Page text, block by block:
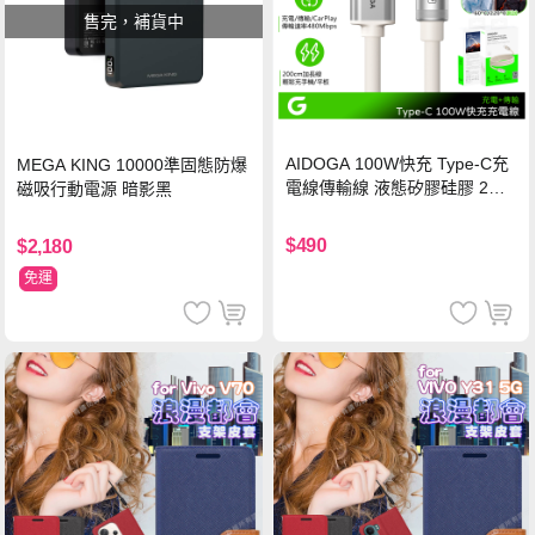
售完，補貨中
MEGA KING 10000準固態防爆
磁吸行動電源 暗影黑
$2,180
免運
AIDOGA 100W快充 Type-C充
電線傳輸線 液態矽膠硅膠 2M
$490